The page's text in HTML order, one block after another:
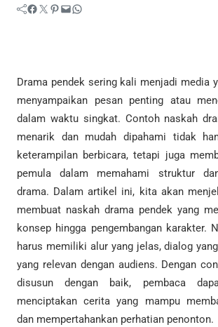
Facebook Twitter Pinterest Mail WhatsApp
Drama pendek sering kali menjadi media
menyampaikan pesan penting atau
dalam waktu singkat. Contoh naskah
menarik dan mudah dipahami tidak
keterampilan berbicara, tetapi juga
pemula dalam memahami struktur
drama. Dalam artikel ini, kita akan
membuat naskah drama pendek yang
konsep hingga pengembangan karakter.
harus memiliki alur yang jelas, dialog
yang relevan dengan audiens. Dengan
disusun dengan baik, pembaca
menciptakan cerita yang mampu
dan mempertahankan perhatian penonton.